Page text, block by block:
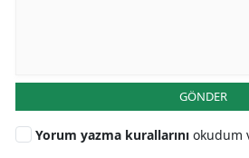
GÖNDER
Yorum yazma kurallarını okudum